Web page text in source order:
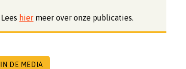
Lees hier meer over onze publicaties.
IN DE MEDIA